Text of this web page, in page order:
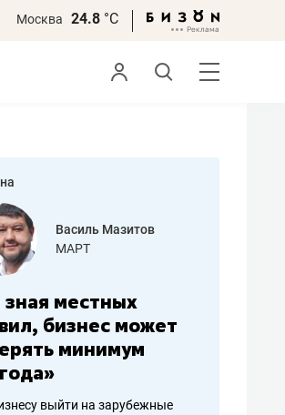
Москва 24.8 °С
Василь Мазитов
МАРТ
местных
бизнес может
минимум
выйти на зарубежные